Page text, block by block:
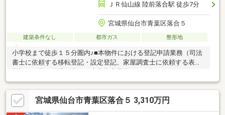
ＪＲ仙山線 陸前落合駅 徒歩7分
宮城県仙台市青葉区落合５
建築条件なし 都市ガス 整形地
小学校まで徒歩１５分圏内♪■本物件における登記申請業務（司法
書士に依頼する移転登記・設定登記、家屋調査士に依頼する表題
■本物件上に建築する新築住宅に掛ける火災保険は、売主指定の
業者にてご提案をさせてください。■本物件は、売主負担にて建
物解体後のお引渡しとなります。■本物件は、分筆登記完了後の
お引渡しとなります。なお、分筆後の面積に差異が生じる場合が
宮城県仙台市青葉区落合５ 3,310万円